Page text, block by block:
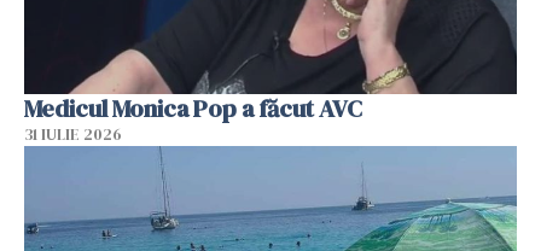
Medicul Monica Pop a făcut AVC
31 IULIE 2026